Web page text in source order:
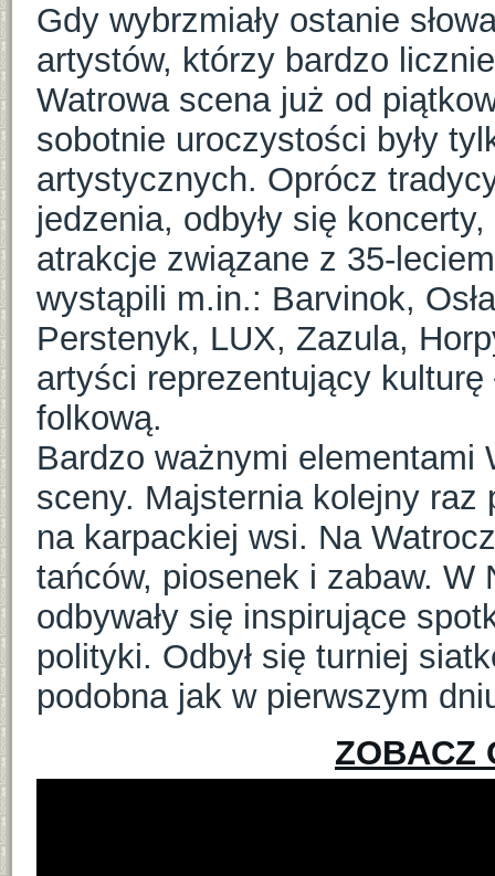
Gdy wybrzmiały ostanie
artystów, którzy bardzo
Watrowa scena już od
sobotnie uroczystości były
artystycznych. Oprócz
jedzenia, odbyły się
atrakcje związane z 35-
wystąpili m.in.: Barvinok,
Perstenyk, LUX, Zazula,
artyści reprezentujący
folkową.
Bardzo ważnymi elementami
sceny. Majsternia kolejny raz
na karpackiej wsi. Na
tańców, piosenek i zabaw.
odbywały się inspirujące
polityki. Odbył się turniej
podobna jak w pierwszym
ZOBACZ